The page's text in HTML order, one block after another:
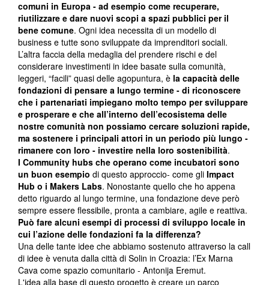
comuni in Europa - ad esempio come recuperare,
riutilizzare e dare nuovi scopi a spazi pubblici per il
bene comune. Ogni idea necessita di un modello di
business e tutte sono sviluppate da imprenditori sociali.
L’altra faccia della medaglia del prendere rischi e del
considerare investimenti in idee basate sulla comunità,
leggeri, “facili” quasi delle agopuntura, è la capacità delle
fondazioni di pensare a lungo termine - di riconoscere
che i partenariati impiegano molto tempo per sviluppare
e prosperare e che all’interno dell’ecosistema delle
nostre comunità non possiamo cercare soluzioni rapide,
ma sostenere i principali attori in un periodo più lungo -
rimanere con loro - investire nella loro sostenibilità.
I Community hubs che operano come incubatori sono
un buon esempio di questo approccio- come gli Impact
Hub o i Makers Labs. Nonostante quello che ho appena
detto riguardo al lungo termine, una fondazione deve però
sempre essere flessibile, pronta a cambiare, agile e reattiva.
Può fare alcuni esempi di processi di sviluppo locale in
cui l’azione delle fondazioni fa la differenza?
Una delle tante idee che abbiamo sostenuto attraverso la call
di idee è venuta dalla città di Solin in Croazia: l’Ex Marna
Cava come spazio comunitario - Antonija Eremut.
L'idea alla base di questo progetto è creare un parco